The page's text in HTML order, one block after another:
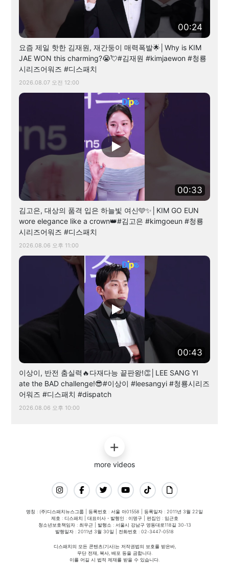
00:24
요즘 제일 핫한 김재원, 재간둥이 매력폭발🌟│Why is KIM
JAE WON this charming?😭💘#김재원 #kimjaewon #청룡
시리즈어워즈 #디스패치
2026.08.07 오전 12:00
00:33
김고은, 대상의 품격 입은 하늘빛 여신🩵✨│KIM GO EUN
wore elegance like a crown👑#김고은 #kimgoeun #청룡
시리즈어워즈 #디스패치
2026.08.06 오후 11:00
00:43
이상이, 반전 춤실력🔥다재다능 끝판왕!👏│LEE SANG YI
ate the BAD challenge!😎#이상이 #leesangyi #청룡시리즈
어워즈 #디스패치 #dispatch
2026.08.06 오후 10:00
more videos
명칭 : (주)디스패치뉴스그룹 | 등록번호 : 서울 아01558 | 등록일자 : 2011년 3월 22일
제호 : 디스패치 | 대표이사・발행인 : 이명구 | 편집인 : 임근호
청소년보호책임자 : 최우근 | 발행소 : 서울시 강남구 영동대로118길 30-13
발행일자 : 2011년 3월 30일 | 전화번호 : 02-3447-0518
디스패치의 모든 콘텐츠(기사)는 저작권법의 보호를 받은바,
무단 전재, 복사, 배포 등을 금합니다.
이를 어길 시 법적 제재를 받을 수 있습니다.